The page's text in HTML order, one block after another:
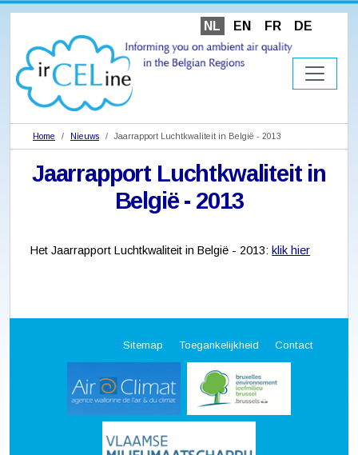
NL EN FR DE
Home Nieuws Jaarrapport Luchtkwaliteit in België - 2013
Jaarrapport Luchtkwaliteit in
België - 2013
Het Jaarrapport Luchtkwaliteit in België - 2013: klik hier
Sitemap Toegankelijkheid Contact